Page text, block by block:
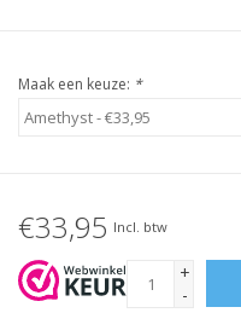
Maak een keuze: *
€33,95 Incl. btw
+
-